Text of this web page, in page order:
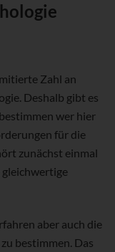
Zahl an
Deshalb gibt es
wer hier
für die
zunächst einmal
gleichwertige
aber auch die
bestimmen. Das